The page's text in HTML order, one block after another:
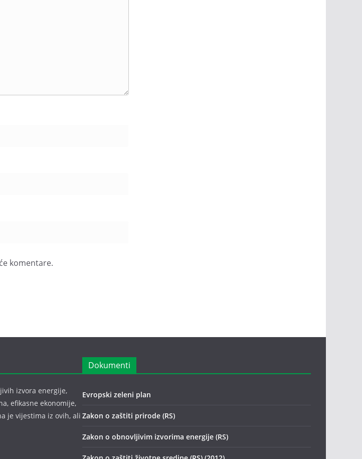
komentare.
izvora energije,
efikasne ekonomije,
je vijestima iz ovih, ali
Dokumenti
Evropski zeleni plan
Zakon o zaštiti prirode (RS)
Zakon o obnovljivim izvorima energije (RS)